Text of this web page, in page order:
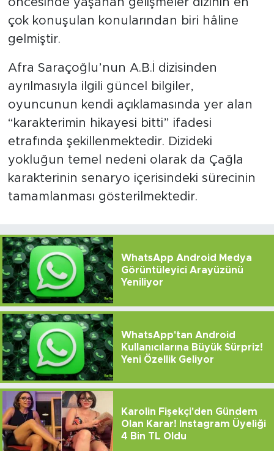
öncesinde yaşanan gelişmeler dizinin en
çok konuşulan konularından biri hâline
gelmiştir.
Afra Saraçoğlu’nun A.B.İ dizisinden
ayrılmasıyla ilgili güncel bilgiler,
oyuncunun kendi açıklamasında yer alan
“karakterimin hikayesi bitti” ifadesi
etrafında şekillenmektedir. Dizideki
yokluğun temel nedeni olarak da Çağla
karakterinin senaryo içerisindeki sürecinin
tamamlanması gösterilmektedir.
WhatsApp Android Medya
Görüntüleyici Arayüzünü
Yeniliyor
WhatsApp'tan Android
Kullanıcılarına Büyük Sürpriz!
Yeni Özellik Geliyor
Karolin Fişekçi'den Gündem
Olan Karar! Instagram Üyeliği
4 Bin TL Oldu